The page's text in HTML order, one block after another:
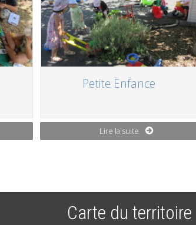
Petite Enfance
Lire la suite
Carte du territoire